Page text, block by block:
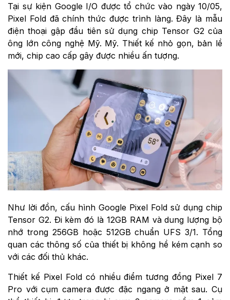
Tại sự kiện Google I/O được tổ chức vào ngày 10/05,
Pixel Fold đã chính thức được trình làng. Đây là mẫu
điện thoại gập đầu tiên sử dụng chip Tensor G2 của
ông lớn công nghệ Mỹ. Mỹ. Thiết kế nhỏ gọn, bản lề
mới, chip cao cấp gây được nhiều ấn tượng.
Như lời đồn, cấu hình Google Pixel Fold sử dụng chip
Tensor G2. Đi kèm đó là 12GB RAM và dung lượng bộ
nhớ trong 256GB hoặc 512GB chuẩn UFS 3/1. Tổng
quan các thông số của thiết bị không hề kém cạnh so
với các đối thủ khác.
Thiết kế Pixel Fold có nhiều điểm tương đồng Pixel 7
Pro với cụm camera được đặc ngang ở mặt sau. Cụ